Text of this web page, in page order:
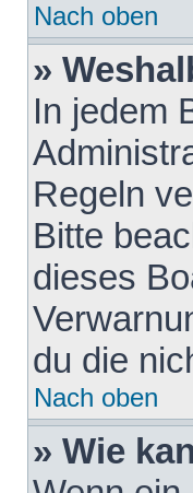
Nach oben
»
In jedem
Regeln
Bitte
dieses
du die
Nach oben
» Wie